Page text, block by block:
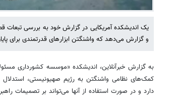
یک اندیشکده آمریکایی در گزارش خود به بررسی تبعات
و گزارش می‌دهد که واشنگتن ابزارهای قدرتمندی برای
به گزارش خبرآنلاین، اندیشکده «موسسه کشورداری
کمک‌های نظامی واشنگتن به رژیم صهیونیستی،
دارد و در صورت استفاده از آنها می‌تواند بر تصمیمات